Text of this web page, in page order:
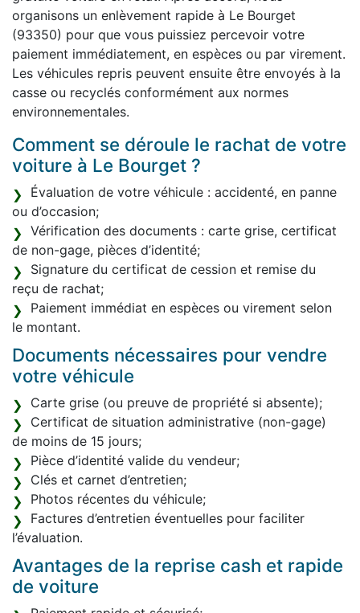
organisons un enlèvement rapide à Le Bourget
(93350) pour que vous puissiez percevoir votre
paiement immédiatement, en espèces ou par virement.
Les véhicules repris peuvent ensuite être envoyés à la
casse ou recyclés conformément aux normes
environnementales.
Comment se déroule le rachat de votre
voiture à Le Bourget ?
Évaluation de votre véhicule : accidenté, en panne
ou d’occasion;
Vérification des documents : carte grise, certificat
de non-gage, pièces d’identité;
Signature du certificat de cession et remise du
reçu de rachat;
Paiement immédiat en espèces ou virement selon
le montant.
Documents nécessaires pour vendre
votre véhicule
Carte grise (ou preuve de propriété si absente);
Certificat de situation administrative (non-gage)
de moins de 15 jours;
Pièce d’identité valide du vendeur;
Clés et carnet d’entretien;
Photos récentes du véhicule;
Factures d’entretien éventuelles pour faciliter
l’évaluation.
Avantages de la reprise cash et rapide
de voiture